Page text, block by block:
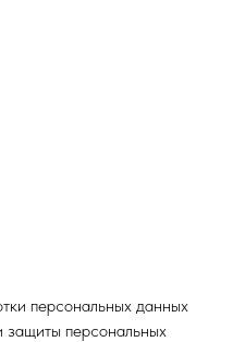
персональных данных
защиты персональных